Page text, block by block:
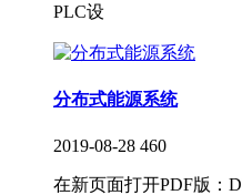
PLC设
分布式能源系统
2019-08-28 460
在新页面打开PDF版：